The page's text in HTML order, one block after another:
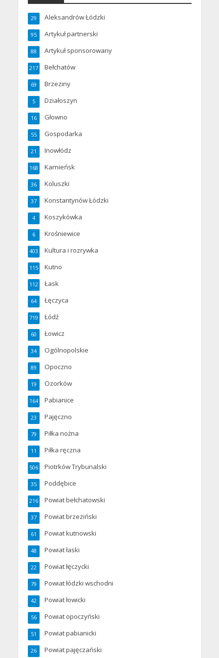
Aleksandrów Łódzki
29
Artykuł partnerski
95
Artykuł sponsorowany
88
Bełchatów
217
Brzeziny
69
Działoszyn
5
Głowno
16
Gospodarka
55
Inowłódz
21
Kamieńsk
168
Koluszki
36
Konstantynów Łódzki
37
Koszykówka
4
Krośniewice
6
Kultura i rozrywka
403
Kutno
115
Łask
112
Łęczyca
64
Łódź
719
Łowicz
60
Ogólnopolskie
34
Opoczno
89
Ozorków
19
Pabianice
164
Pajęczno
23
Piłka nożna
79
Piłka ręczna
11
Piotrków Trybunalski
506
Poddębice
35
Powiat bełchatowski
216
Powiat brzeziński
37
Powiat kutnowski
61
Powiat łaski
48
Powiat łęczycki
22
Powiat łódzki wschodni
79
Powiat łowicki
42
Powiat opoczyński
56
Powiat pabianicki
51
Powiat pajęczański
26